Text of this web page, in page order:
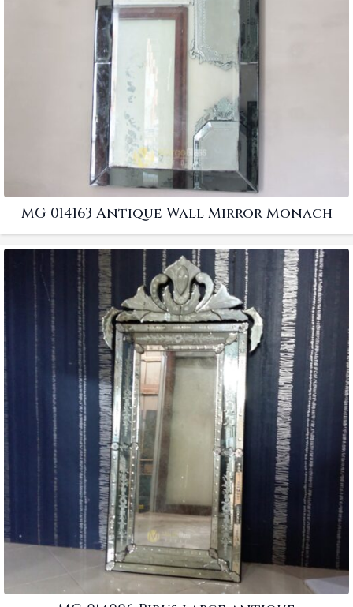
MG 014163 Antique Wall Mirror Monach